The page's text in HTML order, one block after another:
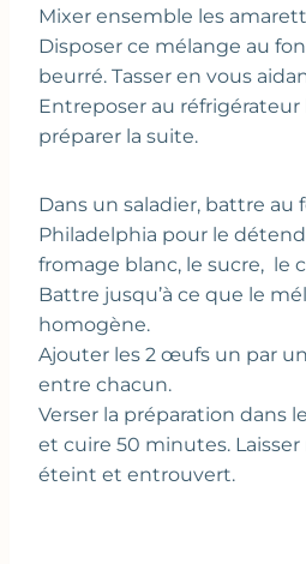
Mixer ensemble les
Disposer ce mélange au
beurré. Tasser en vous
Entreposer au
préparer la suite.
Dans un saladier, battre au
Philadelphia pour le
fromage blanc, le sucre, le
Battre jusqu’à ce que le
homogène.
Ajouter les 2 œufs un par
entre chacun.
Verser la préparation dans
et cuire 50 minutes.
éteint et entrouvert.